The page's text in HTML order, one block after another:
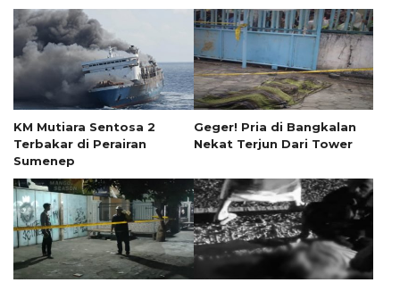
KM Mutiara Sentosa 2
Terbakar di Perairan
Sumenep
Geger! Pria di Bangkalan
Nekat Terjun Dari Tower